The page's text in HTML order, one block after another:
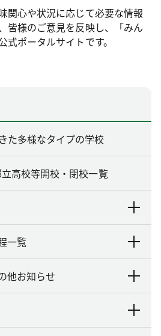
関心や状況に応じて必要な情報
皆様のご意見を反映し、「みん
ポータルサイトです。
た多様なタイプの学校
高校等開校・閉校一覧
一覧
他お知らせ